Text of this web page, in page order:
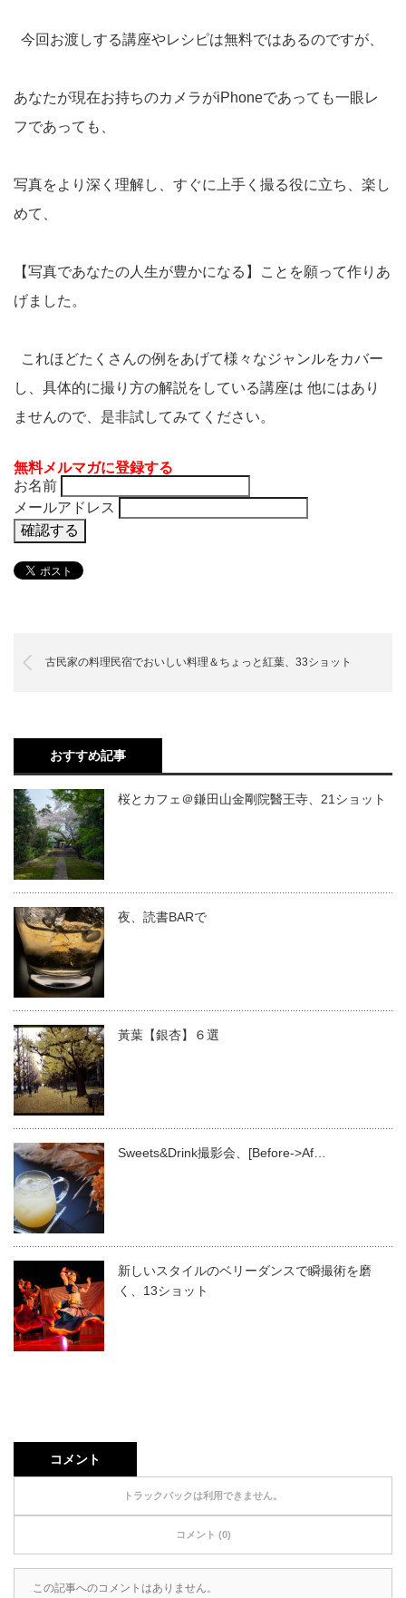
今回お渡しする講座やレシピは無料ではあるのですが、
あなたが現在お持ちのカメラがiPhoneであっても一眼レ
フであっても、
写真をより深く理解し、すぐに上手く撮る役に立ち、楽し
めて、
【写真であなたの人生が豊かになる】ことを願って作りあ
げました。
これほどたくさんの例をあげて様々なジャンルをカバー
し、具体的に撮り方の解説をしている講座は 他にはあり
ませんので、是非試してみてください。
無料メルマガに登録する
お名前
メールアドレス
古民家の料理民宿でおいしい料理＆ちょっと紅葉、33ショット
おすすめ記事
桜とカフェ＠鎌田山金剛院醫王寺、21ショット
夜、読書BARで
黃葉【銀杏】６選
Sweets&Drink撮影会、[Before->Af…
新しいスタイルのベリーダンスで瞬撮術を磨
く、13ショット
コメント
トラックバックは利用できません。
コメント (0)
この記事へのコメントはありません。